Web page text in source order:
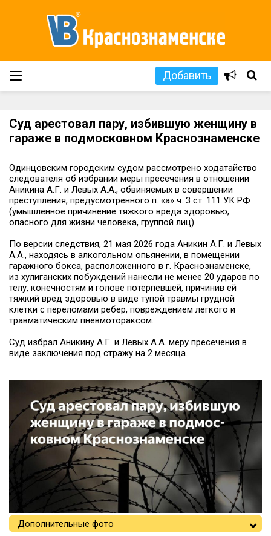
Добавить
Суд арестовал пару, избившую женщину в
гараже в подмосковном Краснознаменске
Одинцовским городским судом рассмотрено ходатайство
следователя об избрании меры пресечения в отношении
Аникина А.Г. и Левых А.А., обвиняемых в совершении
преступления, предусмотренного п. «а» ч. 3 ст. 111 УК РФ
(умышленное причинение тяжкого вреда здоровью,
опасного для жизни человека, группой лиц).
По версии следствия, 21 мая 2026 года Аникин А.Г. и Левых
А.А., находясь в алкогольном опьянении, в помещении
гаражного бокса, расположенного в г. Краснознаменске,
из хулиганских побуждений нанесли не менее 20 ударов по
телу, конечностям и голове потерпевшей, причинив ей
тяжкий вред здоровью в виде тупой травмы грудной
клетки с переломами ребер, повреждением легкого и
травматическим пневмотораксом.
Суд избрал Аникину А.Г. и Левых А.А. меру пресечения в
виде заключения под стражу на 2 месяца.
Дополнительные фото